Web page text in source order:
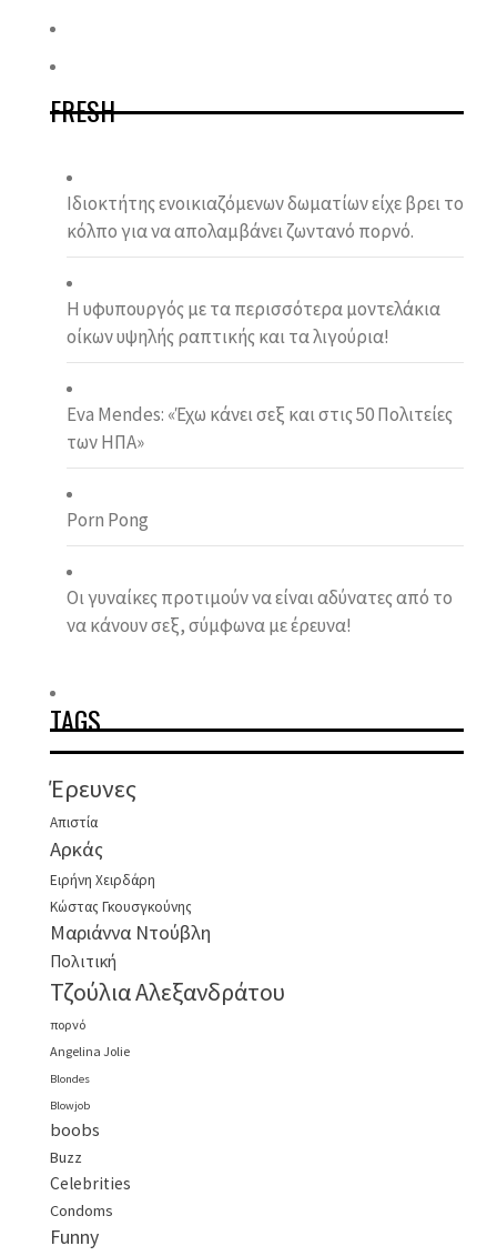
FRESH
Ιδιοκτήτης ενοικιαζόμενων δωματίων είχε βρει το
κόλπο για να απολαμβάνει ζωντανό πορνό.
Η υφυπουργός με τα περισσότερα μοντελάκια
οίκων υψηλής ραπτικής και τα λιγούρια!
Eva Mendes: «Έχω κάνει σεξ και στις 50 Πολιτείες
των ΗΠA»
Porn Pong
Οι γυναίκες προτιμούν να είναι αδύνατες από το
να κάνουν σεξ, σύμφωνα με έρευνα!
TAGS
Έρευνες
Απιστία
Αρκάς
Ειρήνη Χειρδάρη
Κώστας Γκουσγκούνης
Μαριάννα Ντούβλη
Πολιτική
Τζούλια Αλεξανδράτου
πορνό
Angelina Jolie
Blondes
Blowjob
boobs
Buzz
Celebrities
Condoms
Funny